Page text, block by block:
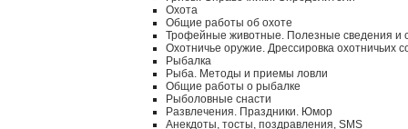
Охота
Общие работы об охоте
Трофейные животные. Полезные сведения и
Охотничье оружие. Дрессировка охотничьих
Рыбалка
Рыба. Методы и приемы ловли
Общие работы о рыбалке
Рыболовные снасти
Развлечения. Праздники. Юмор
Анекдоты, тосты, поздравления, SMS